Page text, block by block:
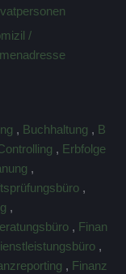
/
, Buchhaltung , B
, Erbfolge
,
,
,
, Finan
,
, Finanz